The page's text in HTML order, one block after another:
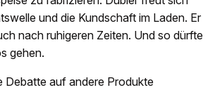
und die Kundschaft im Laden. Er
nach ruhigeren Zeiten. Und so dürfte
gehen.
Debatte auf andere Produkte